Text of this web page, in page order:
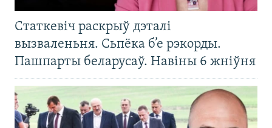
Статкевіч раскрыў дэталі
вызваленьня. Сьпёка б’е рэкорды.
Пашпарты беларусаў. Навіны 6 жніўня